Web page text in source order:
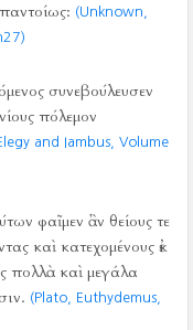
(Unknown,
συνεβούλευσεν
πόλεμον
and Iambus, Volume
φαῖμεν ἂν θείους τε
καὶ κατεχομένους ἐκ
πολλὰ καὶ μεγάλα
(Plato, Euthydemus,